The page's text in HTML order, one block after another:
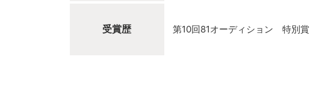
受賞歴 第10回81オーディション 特別賞